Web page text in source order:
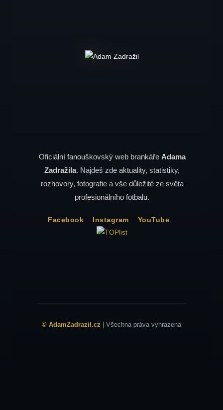
Oficiální fanouškovský web brankáře Adama
Zadražila. Najdeš zde aktuality, statistiky,
rozhovory, fotografie a vše důležité ze světa
profesionálního fotbalu.
Facebook Instagram YouTube
© AdamZadrazil.cz | Všechna práva vyhrazena